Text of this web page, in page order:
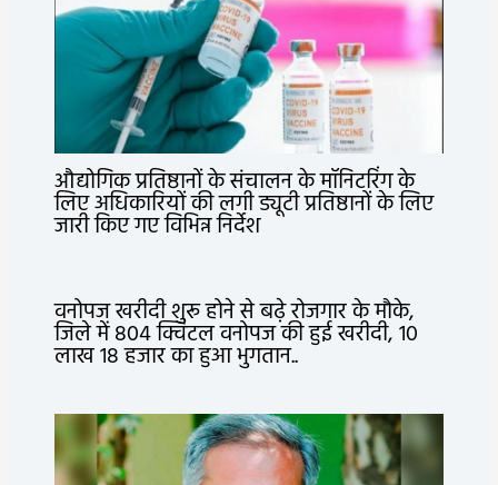
औद्योगिक प्रतिष्ठानों के संचालन के मॉनिटरिंग के
लिए अधिकारियों की लगी ड्यूटी प्रतिष्ठानों के लिए
जारी किए गए विभिन्न निर्देश
वनोपज खरीदी शुरू होने से बढ़े रोजगार के मौके,
जिले में 804 क्विंटल वनोपज की हुई खरीदी, 10
लाख 18 हजार का हुआ भुगतान..